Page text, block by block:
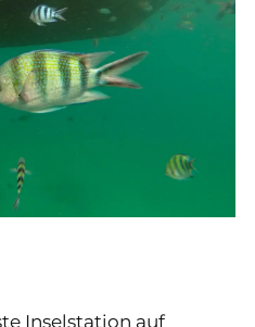
Inselstation auf